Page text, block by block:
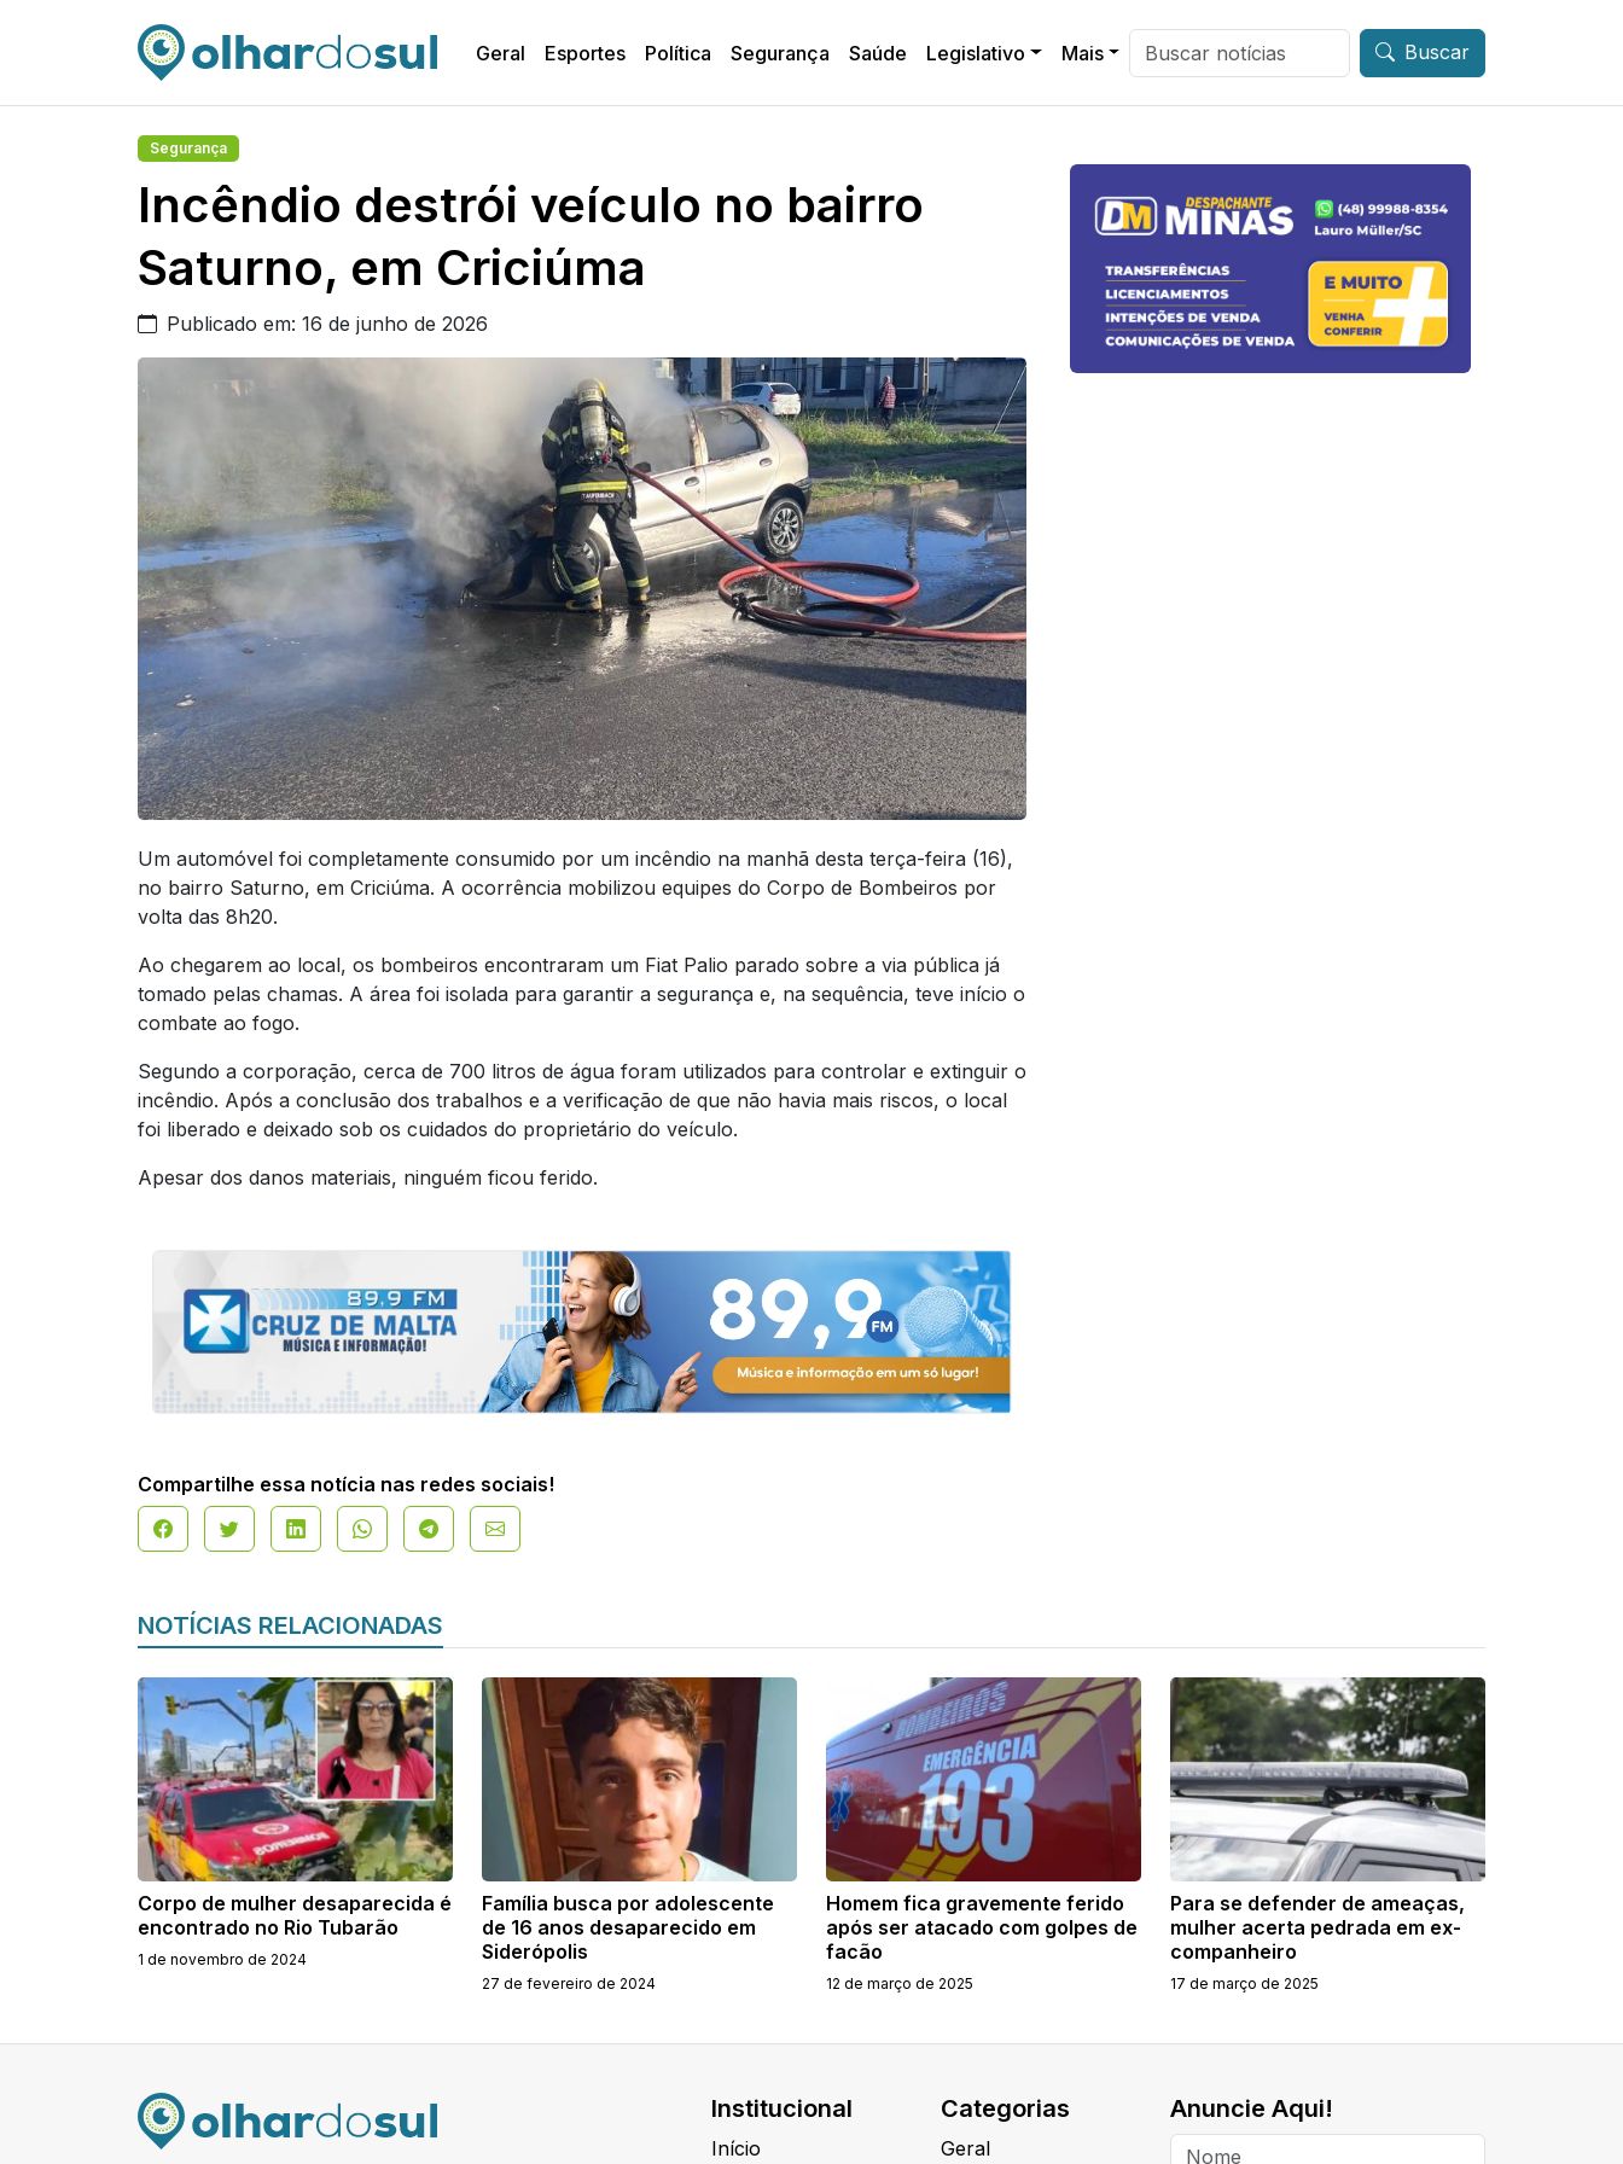
Geral Esportes Política Segurança Saúde Legislativo Mais Buscar
Segurança
Incêndio destrói veículo no bairro
Saturno, em Criciúma
Publicado em: 16 de junho de 2026
Um automóvel foi completamente consumido por um incêndio na manhã desta terça-feira (16),
no bairro Saturno, em Criciúma. A ocorrência mobilizou equipes do Corpo de Bombeiros por
volta das 8h20.
Ao chegarem ao local, os bombeiros encontraram um Fiat Palio parado sobre a via pública já
tomado pelas chamas. A área foi isolada para garantir a segurança e, na sequência, teve início o
combate ao fogo.
Segundo a corporação, cerca de 700 litros de água foram utilizados para controlar e extinguir o
incêndio. Após a conclusão dos trabalhos e a verificação de que não havia mais riscos, o local
foi liberado e deixado sob os cuidados do proprietário do veículo.
Apesar dos danos materiais, ninguém ficou ferido.
Compartilhe essa notícia nas redes sociais!
NOTÍCIAS RELACIONADAS
Corpo de mulher desaparecida é
encontrado no Rio Tubarão
1 de novembro de 2024
Família busca por adolescente
de 16 anos desaparecido em
Siderópolis
27 de fevereiro de 2024
Homem fica gravemente ferido
após ser atacado com golpes de
facão
12 de março de 2025
Para se defender de ameaças,
mulher acerta pedrada em ex-
companheiro
17 de março de 2025
Institucional
Início
Categorias
Geral
Anuncie Aqui!